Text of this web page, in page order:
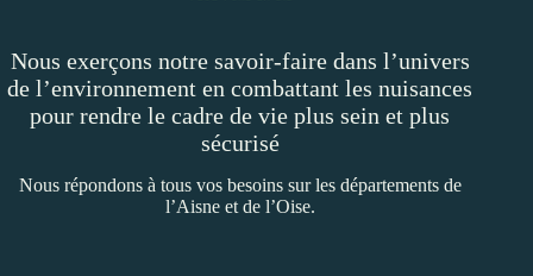
Nous exerçons notre savoir-faire dans l’univers
de l’environnement en combattant les nuisances
pour rendre le cadre de vie plus sein et plus
sécurisé
Nous répondons à tous vos besoins sur les départements de
l’Aisne et de l’Oise.